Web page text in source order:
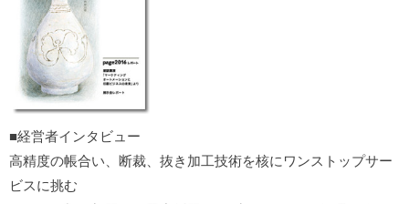
■経営者インタビュー
高精度の帳合い、断裁、抜き加工技術を核にワンストップサー
ビスに挑む